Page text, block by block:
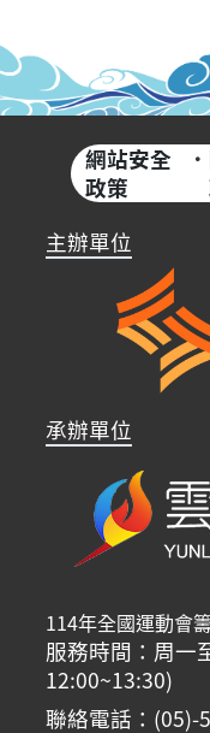
網站安全
政策
·
主辦單位
承辦單位
114年全國運動會
服務時間：周一
12:00~13:30)
聯絡電話：(05)-